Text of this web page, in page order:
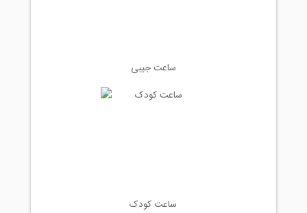
ساعت جیبی
ساعت کودک